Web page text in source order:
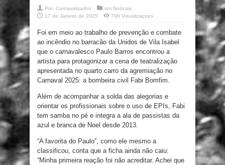
Por: Carnavalizados em Notícias
17 de Janeiro de 2025
796 Visualizaçoes
Foi em meio ao trabalho de prevenção e combate
ao incêndio no barracão da Unidos de Vila Isabel
que o carnavalesco Paulo Barros encontrou a
artista para protagonizar a cena de teatralização
apresentada no quarto carro da agremiação no
Carnaval 2025: a bombeira civil Fabi Bomfim.
Além de acompanhar a solda das alegorias e
orientar os profissionais sobre o uso de EPIs, Fabi
tem samba no pé e integra a ala de passistas da
azul e branca de Noel desde 2013.
“A favorita do Paulo”, como ele mesmo a
classificou, conta que a ficha ainda não caiu:
“Minha primeira reação foi não acreditar. Achei que